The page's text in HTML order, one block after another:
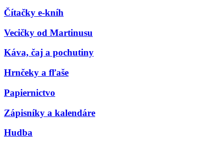
Čítačky e-kníh
Vecičky od Martinusu
Káva, čaj a pochutiny
Hrnčeky a fľaše
Papiernictvo
Zápisníky a kalendáre
Hudba